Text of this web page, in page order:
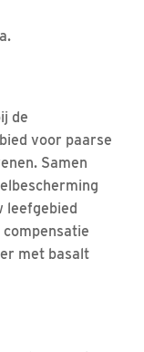
de
voor paarse
Samen
leefgebied
met basalt